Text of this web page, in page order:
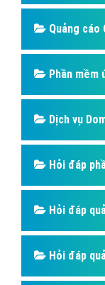
Quảng cáo
Phần mềm
Dịch vụ
Hỏi đáp
Hỏi đáp
Hỏi đáp